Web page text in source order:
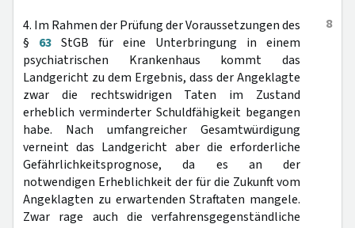
8
4. Im Rahmen der Prüfung der Voraussetzungen des
§ 63 StGB für eine Unterbringung in einem
psychiatrischen Krankenhaus kommt das
Landgericht zu dem Ergebnis, dass der Angeklagte
zwar die rechtswidrigen Taten im Zustand
erheblich verminderter Schuldfähigkeit begangen
habe. Nach umfangreicher Gesamtwürdigung
verneint das Landgericht aber die erforderliche
Gefährlichkeitsprognose, da es an der
notwendigen Erheblichkeit der für die Zukunft vom
Angeklagten zu erwartenden Straftaten mangele.
Zwar rage auch die verfahrensgegenständliche